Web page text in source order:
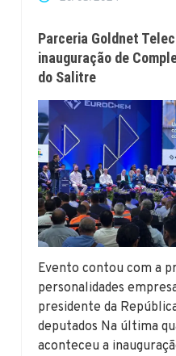
Parceria Goldnet
inauguração de
do Salitre
Evento contou com a
personalidades
presidente da
deputados Na última
aconteceu a